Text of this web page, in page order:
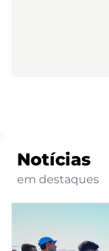
Notícias
em destaques